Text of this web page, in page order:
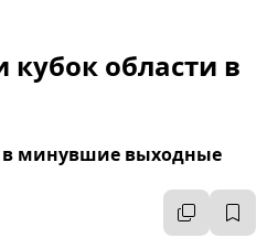
кубок области в
в минувшие выходные